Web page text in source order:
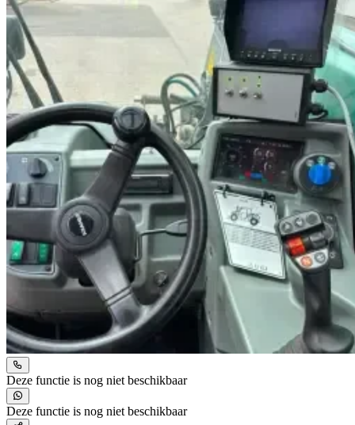
Deze functie is nog niet beschikbaar
Deze functie is nog niet beschikbaar